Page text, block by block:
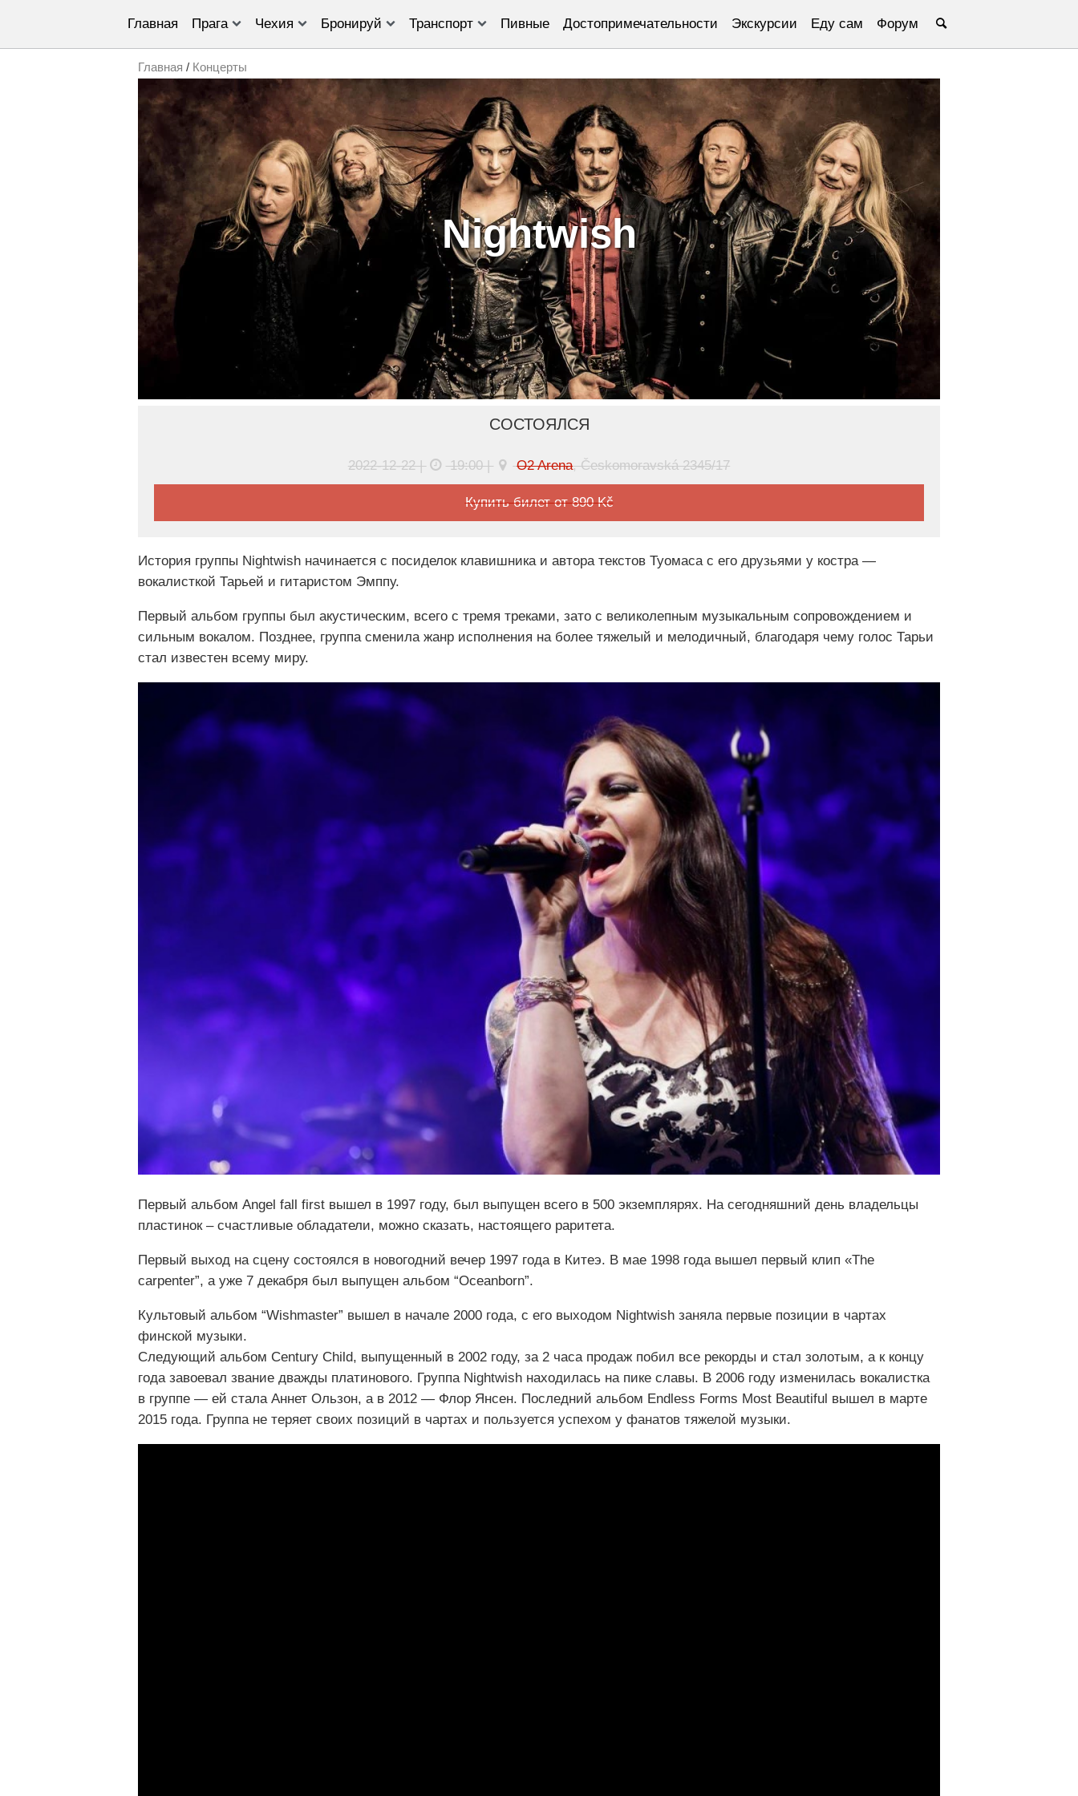
Главная Прага Чехия Бронируй Транспорт Пивные Достопримечательности Экскурсии Еду сам Форум
Главная / Концерты
Nightwish
СОСТОЯЛСЯ
2022-12-22 | 19:00 | O2 Arena, Českomoravská 2345/17
Купить билет от 890 Kč
История группы Nightwish начинается с посиделок клавишника и автора текстов Туомаса с его друзьями у костра —
вокалисткой Тарьей и гитаристом Эмппу.
Первый альбом группы был акустическим, всего с тремя треками, зато с великолепным музыкальным сопровождением и
сильным вокалом. Позднее, группа сменила жанр исполнения на более тяжелый и мелодичный, благодаря чему голос Тарьи
стал известен всему миру.
Первый альбом Angel fall first вышел в 1997 году, был выпущен всего в 500 экземплярях. На сегодняшний день владельцы
пластинок – счастливые обладатели, можно сказать, настоящего раритета.
Первый выход на сцену состоялся в новогодний вечер 1997 года в Китеэ. В мае 1998 года вышел первый клип «The
carpenter”, а уже 7 декабря был выпущен альбом “Oceanborn”.
Культовый альбом “Wishmaster” вышел в начале 2000 года, с его выходом Nightwish заняла первые позиции в чартах
финской музыки.
Следующий альбом Century Child, выпущенный в 2002 году, за 2 часа продаж побил все рекорды и стал золотым, а к концу
года завоевал звание дважды платинового. Группа Nightwish находилась на пике славы. В 2006 году изменилась вокалистка
в группе — ей стала Аннет Ользон, а в 2012 — Флор Янсен. Последний альбом Endless Forms Most Beautiful вышел в марте
2015 года. Группа не теряет своих позиций в чартах и пользуется успехом у фанатов тяжелой музыки.